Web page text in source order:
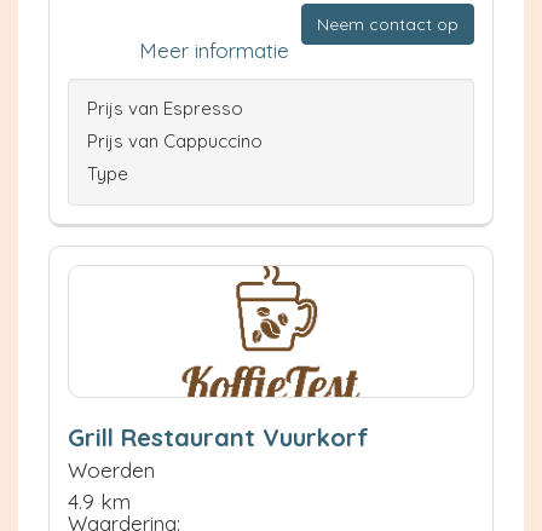
Neem contact op
Meer informatie
Prijs van Espresso
Prijs van Cappuccino
Type
Grill Restaurant Vuurkorf
Woerden
4.9 km
Waardering: